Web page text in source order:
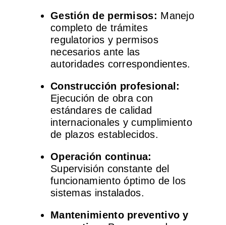
Gestión de permisos: Manejo
completo de trámites
regulatorios y permisos
necesarios ante las
autoridades correspondientes.
Construcción profesional:
Ejecución de obra con
estándares de calidad
internacionales y cumplimiento
de plazos establecidos.
Operación continua:
Supervisión constante del
funcionamiento óptimo de los
sistemas instalados.
Mantenimiento preventivo y